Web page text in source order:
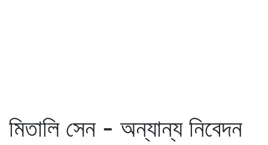
মিতালি সেন - অন্যান্য নিবেদন